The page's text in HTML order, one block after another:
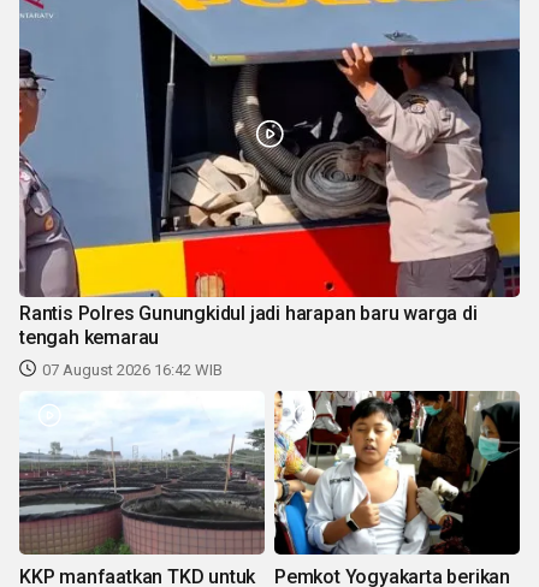
Rantis Polres Gunungkidul jadi harapan baru warga di
tengah kemarau
07 August 2026 16:42 WIB
KKP manfaatkan TKD untuk
Pemkot Yogyakarta berikan